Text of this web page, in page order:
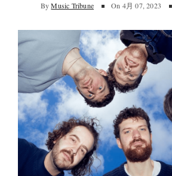
By Music Tribune On 4月 07, 2023